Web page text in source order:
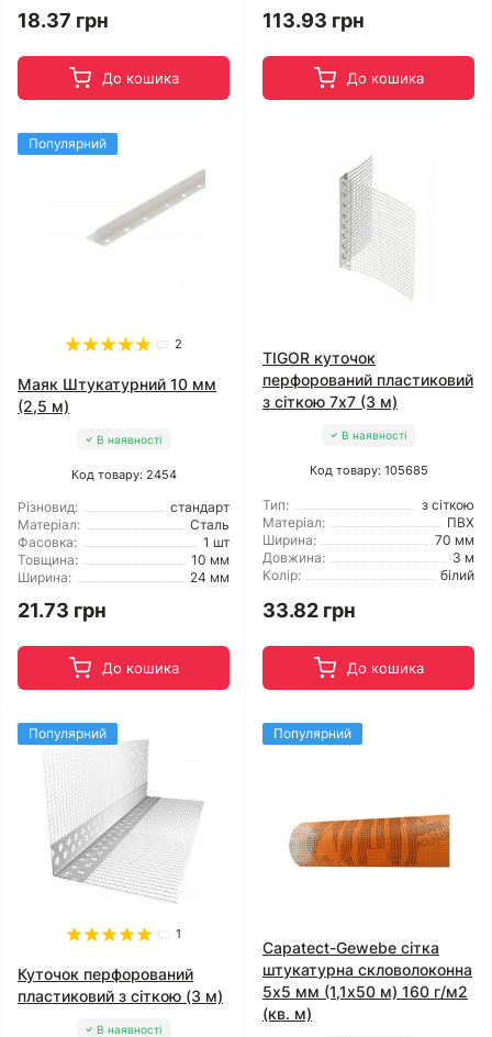
18.37 грн
До кошика
113.93 грн
До кошика
Популярний
2
Маяк Штукатурний 10 мм
(2,5 м)
В наявності
Код товару: 2454
Різновид:
стандарт
Матеріал:
Сталь
Фасовка:
1 шт
Товщина:
10 мм
Ширина:
24 мм
21.73 грн
До кошика
TIGOR куточок
перфорований пластиковий
з сіткою 7x7 (3 м)
В наявності
Код товару: 105685
Тип:
з сіткою
Матеріал:
ПВХ
Ширина:
70 мм
Довжина:
3 м
Колір:
білий
33.82 грн
До кошика
Популярний
1
Куточок перфорований
пластиковий з сіткою (3 м)
В наявності
Популярний
Capatect-Gewebe сітка
штукатурна скловолоконна
5x5 мм (1,1x50 м) 160 г/м2
(кв. м)